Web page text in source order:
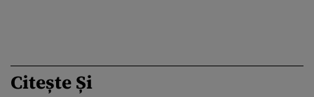
Citește Și